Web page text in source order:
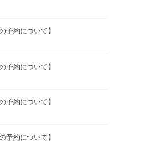
予約について】
予約について】
予約について】
予約について】